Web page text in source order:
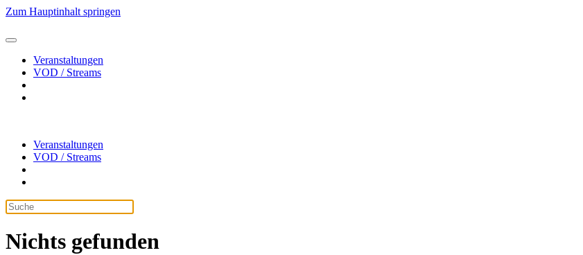
Zum Hauptinhalt springen
Veranstaltungen
VOD / Streams
Veranstaltungen
VOD / Streams
Nichts gefunden